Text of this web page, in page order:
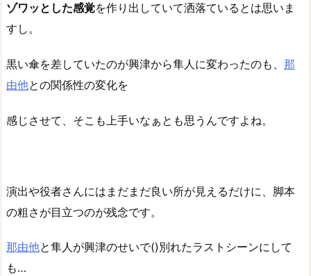
ゾワッとした感覚を作り出していて洒落ているとは思いま
すし。
黒い傘を差していたのが興津から隼人に変わったのも、 那
由他との関係性の変化を
感じさせて、そこも上手いなぁとも思うんですよね。
演出や役者さんにはまだまだ良い所が見えるだけに、脚本
の粗さが目立つのが残念です。
那由他と隼人が興津のせいで()別れたラストシーンにして
も…